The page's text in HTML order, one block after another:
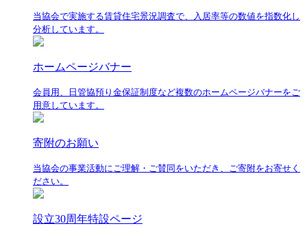
当協会で実施する賃貸住宅景況調査で、入居率等の数値を指数化し
分析しています。
ホームページバナー
会員用、日管協預り金保証制度など複数のホームページバナーをご
用意しています。
寄附のお願い
当協会の事業活動にご理解・ご賛同をいただき、ご寄附をお寄せく
ださい。
設立30周年特設ページ